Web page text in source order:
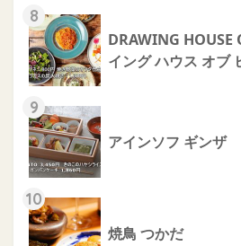
8
DRAWING HOUSE
イング ハウス オブ
9
アインソフ ギンザ
10
焼鳥 つかだ